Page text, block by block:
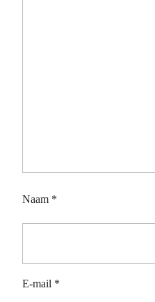
Naam *
E-mail *